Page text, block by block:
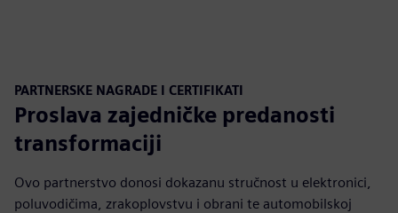
PARTNERSKE NAGRADE I CERTIFIKATI
Proslava zajedničke predanosti
transformaciji
Ovo partnerstvo donosi dokazanu stručnost u elektronici,
poluvodičima, zrakoplovstvu i obrani te automobilskoj